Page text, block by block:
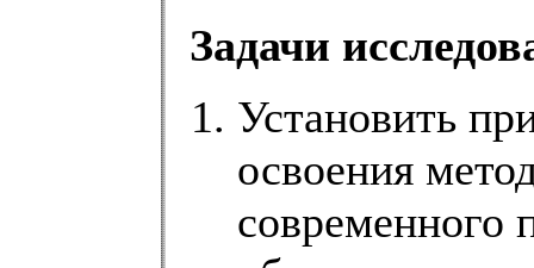
Задачи
Установить
освоения
современного